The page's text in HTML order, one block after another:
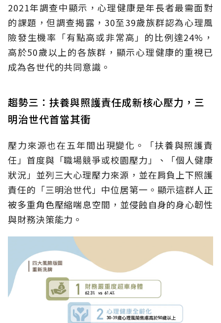
2021年調查中顯示，心理健康是年長者最需面對
的課題，但調查揭露，30至39歲族群認為心理風
險發生機率「有點高或非常高」的比例達24%，
高於50歲以上的各族群，顯示心理健康的重視已
成為各世代的共同意識。
趨勢三：扶養與照護責任成新核心壓力，三
明治世代首當其衝
壓力來源也在五年間出現變化。「扶養與照護責
任」首度與「職場競爭或校園壓力」、「個人健康
狀況」並列三大心理壓力來源，並在肩負上下照護
責任的「三明治世代」中位居第一。顯示這群人正
被多重角色壓縮喘息空間，並侵蝕自身的身心韌性
與財務決策能力。